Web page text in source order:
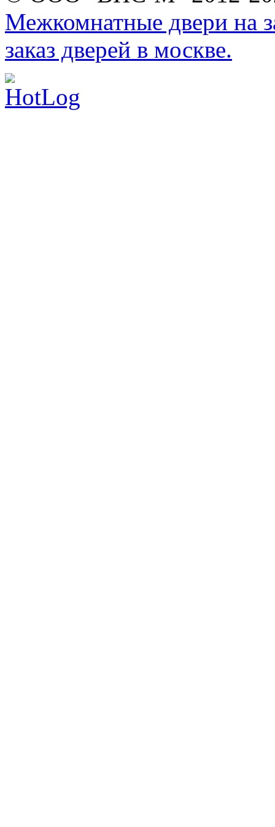
Межкомнатные двери на
заказ дверей в москве.